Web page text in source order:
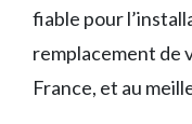
fiable pour
remplacement de
France, et au